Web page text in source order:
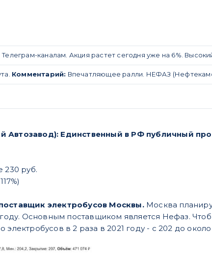
каналам. Акция растет сегодня уже на 6%.
Комментарий: Впечатляющее ралли. НЕФАЗ
Автозавод): Единственный в РФ публичный
230 руб.
электробусов Москвы.Москва
Основным поставщиком является Нефаз.
электробусов в 2 раза в 2021 году - с 202 до